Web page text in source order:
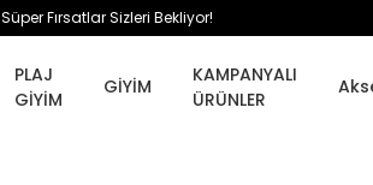
Süper Fırsatlar Sizleri Bekliyor!
PLAJ
GİYİM
GİYİM
KAMPANYALI
ÜRÜNLER